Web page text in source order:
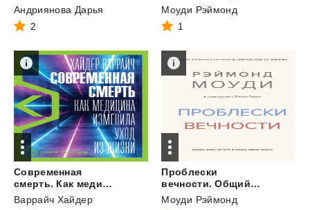
Андриянова Дарья
2
Моуди Рэймонд
1
Современная
смерть. Как медицина изменила уход из жизни
Варрайч Хайдер
Проблески
вечности. Общий опыт на пути в жизнь после жизни
Моуди Рэймонд